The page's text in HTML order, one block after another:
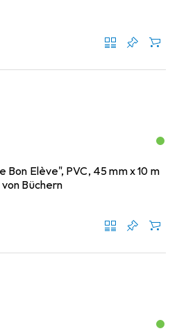
Bon Elève", PVC, 45 mm x 10 m
Büchern